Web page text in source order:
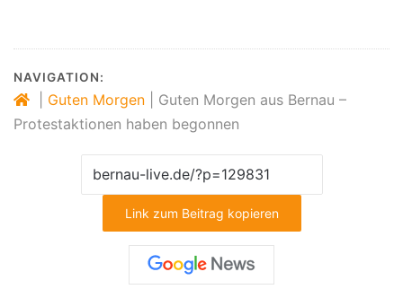
NAVIGATION:
Guten Morgen
Guten Morgen aus Bernau –
Protestaktionen haben begonnen
Link zum Beitrag kopieren